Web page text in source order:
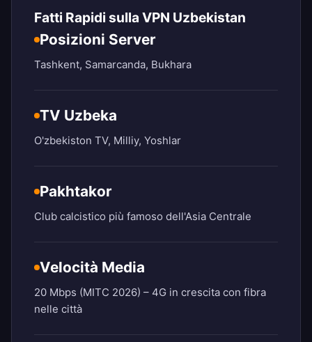
Fatti Rapidi sulla VPN Uzbekistan
Posizioni Server
Tashkent, Samarcanda, Bukhara
TV Uzbeka
O'zbekiston TV, Milliy, Yoshlar
Pakhtakor
Club calcistico più famoso dell'Asia Centrale
Velocità Media
20 Mbps (MITC 2026) – 4G in crescita con fibra
nelle città